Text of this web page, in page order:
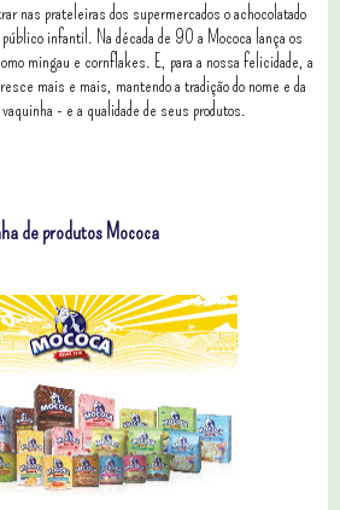
nas prateleiras dos supermercados o achocolatado
público infantil. Na década de 90 a Mococa lança os
mingau e cornflakes. E, para a nossa felicidade, a
mais e mais, mantendo a tradição do nome e da
- e a qualidade de seus produtos.
de produtos Mococa